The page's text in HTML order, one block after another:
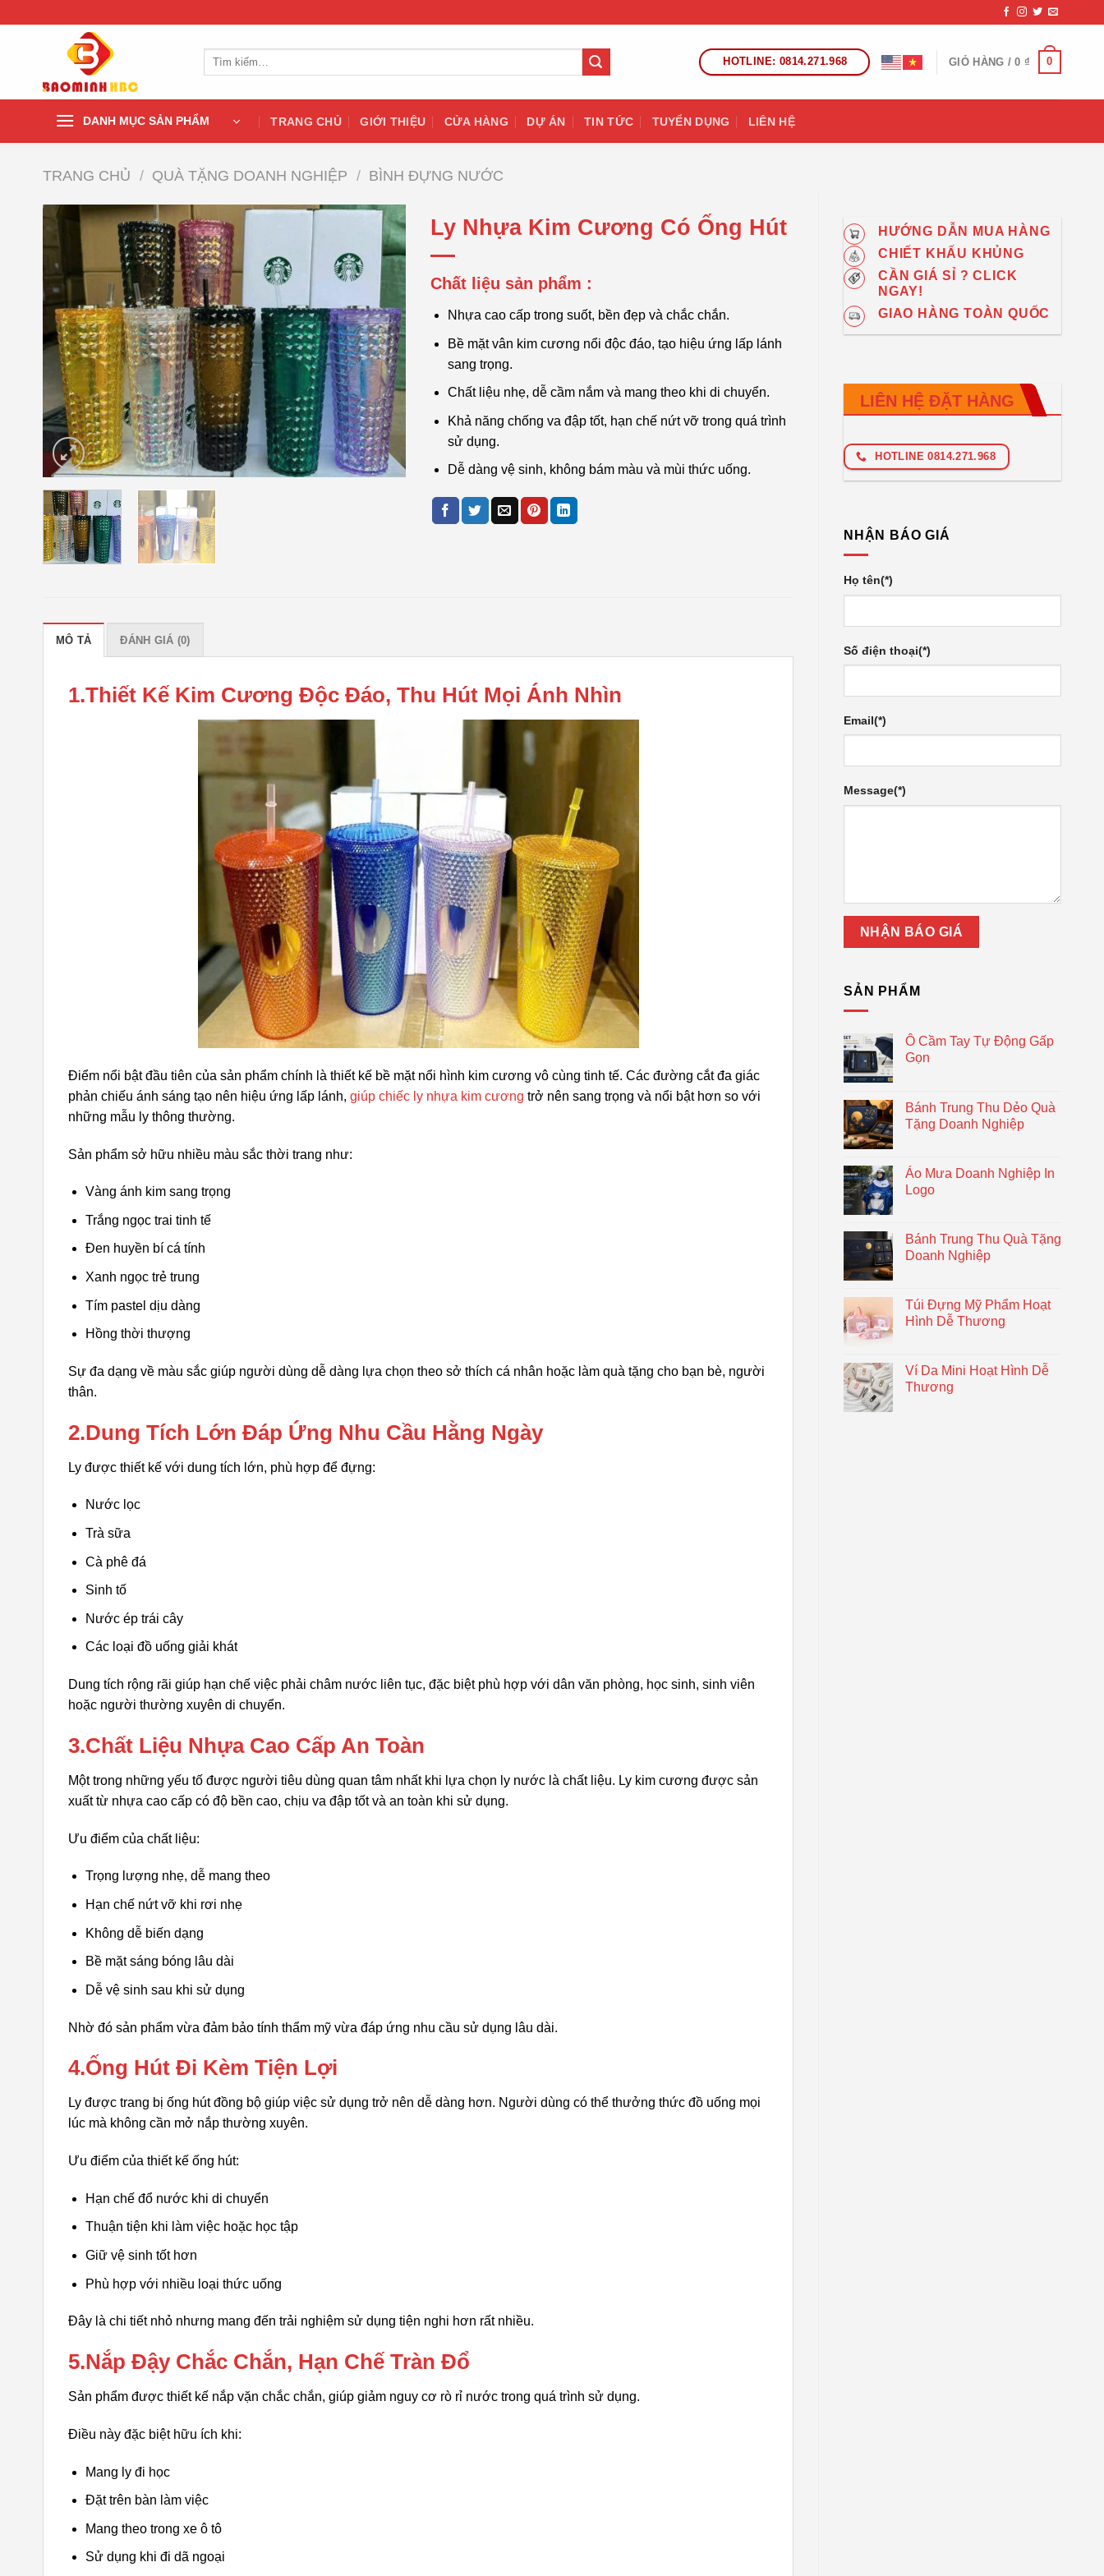
Tìm
HOTLINE: 0814.271.968 GIỎ HÀNG /0 ₫ 0
DANH MỤC SẢN PHẨM TRANG CHỦ GIỚI THIỆU CỬA HÀNG DỰ ÁN TIN TỨC TUYỂN DỤNG LIÊN HỆ
TRANG CHỦ / QUÀ TẶNG DOANH NGHIỆP / BÌNH ĐỰNG NƯỚC
HƯỚNG DẪN MUA HÀNG
CHIẾT KHẤU KHỦNG
CẦN GIÁ SỈ ? CLICK
NGAY!
GIAO HÀNG TOÀN QUỐC
LIÊN HỆ ĐẶT HÀNG
HOTLINE 0814.271.968
NHẬN BÁO GIÁ
Họ tên(*)
Số điện thoại(*)
Email(*)
Message(*)
SẢN PHẨM
Ô Cầm Tay Tự Động Gấp
Gọn
Bánh Trung Thu Dẻo Quà
Tặng Doanh Nghiệp
Áo Mưa Doanh Nghiệp In
Logo
Bánh Trung Thu Quà Tặng
Doanh Nghiệp
Túi Đựng Mỹ Phẩm Hoạt
Hình Dễ Thương
Ví Da Mini Hoạt Hình Dễ
Thương
Ly Nhựa Kim Cương Có Ống Hút
Chất liệu sản phẩm :
Nhựa cao cấp trong suốt, bền đẹp và chắc chắn.
Bề mặt vân kim cương nổi độc đáo, tạo hiệu ứng lấp lánh
sang trọng.
Chất liệu nhẹ, dễ cầm nắm và mang theo khi di chuyển.
Khả năng chống va đập tốt, hạn chế nứt vỡ trong quá trình
sử dụng.
Dễ dàng vệ sinh, không bám màu và mùi thức uống.
MÔ TẢ ĐÁNH GIÁ (0)
1.Thiết Kế Kim Cương Độc Đáo, Thu Hút Mọi Ánh Nhìn
Điểm nổi bật đầu tiên của sản phẩm chính là thiết kế bề mặt nổi hình kim cương vô cùng tinh tế. Các đường cắt đa giác
phản chiếu ánh sáng tạo nên hiệu ứng lấp lánh, giúp chiếc ly nhựa kim cương trở nên sang trọng và nổi bật hơn so với
những mẫu ly thông thường.
Sản phẩm sở hữu nhiều màu sắc thời trang như:
Vàng ánh kim sang trọng
Trắng ngọc trai tinh tế
Đen huyền bí cá tính
Xanh ngọc trẻ trung
Tím pastel dịu dàng
Hồng thời thượng
Sự đa dạng về màu sắc giúp người dùng dễ dàng lựa chọn theo sở thích cá nhân hoặc làm quà tặng cho bạn bè, người
thân.
2.Dung Tích Lớn Đáp Ứng Nhu Cầu Hằng Ngày
Ly được thiết kế với dung tích lớn, phù hợp để đựng:
Nước lọc
Trà sữa
Cà phê đá
Sinh tố
Nước ép trái cây
Các loại đồ uống giải khát
Dung tích rộng rãi giúp hạn chế việc phải châm nước liên tục, đặc biệt phù hợp với dân văn phòng, học sinh, sinh viên
hoặc người thường xuyên di chuyển.
3.Chất Liệu Nhựa Cao Cấp An Toàn
Một trong những yếu tố được người tiêu dùng quan tâm nhất khi lựa chọn ly nước là chất liệu. Ly kim cương được sản
xuất từ nhựa cao cấp có độ bền cao, chịu va đập tốt và an toàn khi sử dụng.
Ưu điểm của chất liệu:
Trọng lượng nhẹ, dễ mang theo
Hạn chế nứt vỡ khi rơi nhẹ
Không dễ biến dạng
Bề mặt sáng bóng lâu dài
Dễ vệ sinh sau khi sử dụng
Nhờ đó sản phẩm vừa đảm bảo tính thẩm mỹ vừa đáp ứng nhu cầu sử dụng lâu dài.
4.Ống Hút Đi Kèm Tiện Lợi
Ly được trang bị ống hút đồng bộ giúp việc sử dụng trở nên dễ dàng hơn. Người dùng có thể thưởng thức đồ uống mọi
lúc mà không cần mở nắp thường xuyên.
Ưu điểm của thiết kế ống hút:
Hạn chế đổ nước khi di chuyển
Thuận tiện khi làm việc hoặc học tập
Giữ vệ sinh tốt hơn
Phù hợp với nhiều loại thức uống
Đây là chi tiết nhỏ nhưng mang đến trải nghiệm sử dụng tiện nghi hơn rất nhiều.
5.Nắp Đậy Chắc Chắn, Hạn Chế Tràn Đổ
Sản phẩm được thiết kế nắp vặn chắc chắn, giúp giảm nguy cơ rò rỉ nước trong quá trình sử dụng.
Điều này đặc biệt hữu ích khi:
Mang ly đi học
Đặt trên bàn làm việc
Mang theo trong xe ô tô
Sử dụng khi đi dã ngoại